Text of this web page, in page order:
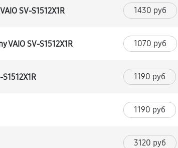
SV-S1512X1R 1430 руб
VAIO SV-S1512X1R 1070 руб
1190 руб
1190 руб
3120 руб